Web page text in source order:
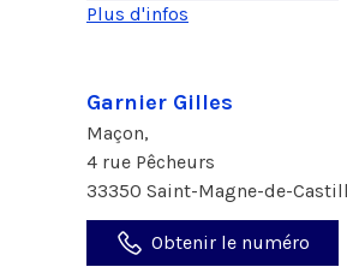
Plus d'infos
Garnier Gilles
Maçon,
4 rue Pêcheurs
33350 Saint-Magne-de-
Obtenir le numéro